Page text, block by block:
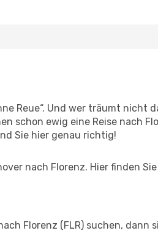
Reue“. Und wer träumt nicht
schon ewig eine Reise nach
Sie hier genau richtig!
nach Florenz. Hier finden
Florenz (FLR) suchen, dann